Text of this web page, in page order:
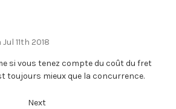
11th 2018
si vous tenez compte du coût du fret
toujours mieux que la concurrence.
Next